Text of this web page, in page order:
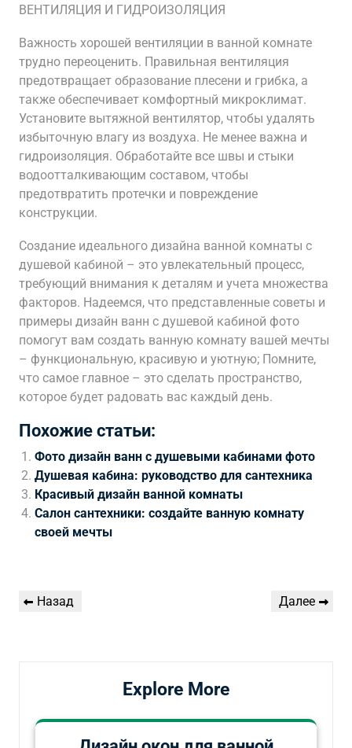
ВЕНТИЛЯЦИЯ И ГИДРОИЗОЛЯЦИЯ
Важность хорошей вентиляции в ванной комнате
трудно переоценить. Правильная вентиляция
предотвращает образование плесени и грибка, а
также обеспечивает комфортный микроклимат.
Установите вытяжной вентилятор, чтобы удалять
избыточную влагу из воздуха. Не менее важна и
гидроизоляция. Обработайте все швы и стыки
водоотталкивающим составом, чтобы
предотвратить протечки и повреждение
конструкции.
Создание идеального дизайна ванной комнаты с
душевой кабиной – это увлекательный процесс,
требующий внимания к деталям и учета множества
факторов. Надеемся, что представленные советы и
примеры дизайн ванн с душевой кабиной фото
помогут вам создать ванную комнату вашей мечты
– функциональную, красивую и уютную; Помните,
что самое главное – это сделать пространство,
которое будет радовать вас каждый день.
Похожие статьи:
Фото дизайн ванн с душевыми кабинами фото
Душевая кабина: руководство для сантехника
Красивый дизайн ванной комнаты
Салон сантехники: создайте ванную комнату
своей мечты
Навигация
Предыдущая
Назад
Следующая
Далее
Explore More